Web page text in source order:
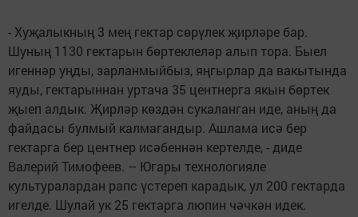
- Хуҗалыкның 3 мең гектар сөрүлек җирләре бар.
Шуның 1130 гектарын бөртеклеләр алып тора. Быел
игеннәр уңды, зарланмыйбыз, яңгырлар да вакытында
яуды, гектарыннан уртача 35 центнерга якын бөртек
җыеп алдык. Җирләр көздән сукаланган иде, аның да
файдасы булмый калмагандыр. Ашлама исә бер
гектарга бер центнер исәбеннән кертелде, - диде
Валерий Тимофеев. – Югары технологияле
культуралардан рапс үстереп карадык, ул 200 гектарда
игелде. Шулай ук 25 гектарга люпин чәчкән идек.